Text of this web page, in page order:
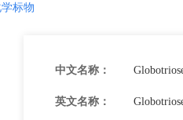
标物
中文名称：
英文名称：